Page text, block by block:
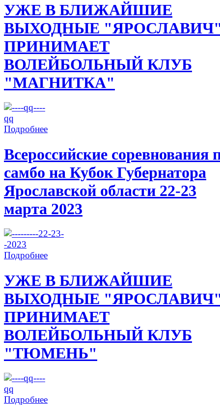
УЖЕ В БЛИЖАЙШИЕ
ВЫХОДНЫЕ
ПРИНИМАЕТ
ВОЛЕЙБОЛЬНЫЙ КЛУБ
"МАГНИТКА"
Подробнее
Всероссийские соревнования
самбо на Кубок Губернатора
Ярославской области 22-23
марта 2023
Подробнее
УЖЕ В БЛИЖАЙШИЕ
ВЫХОДНЫЕ
ПРИНИМАЕТ
ВОЛЕЙБОЛЬНЫЙ КЛУБ
"ТЮМЕНЬ"
Подробнее